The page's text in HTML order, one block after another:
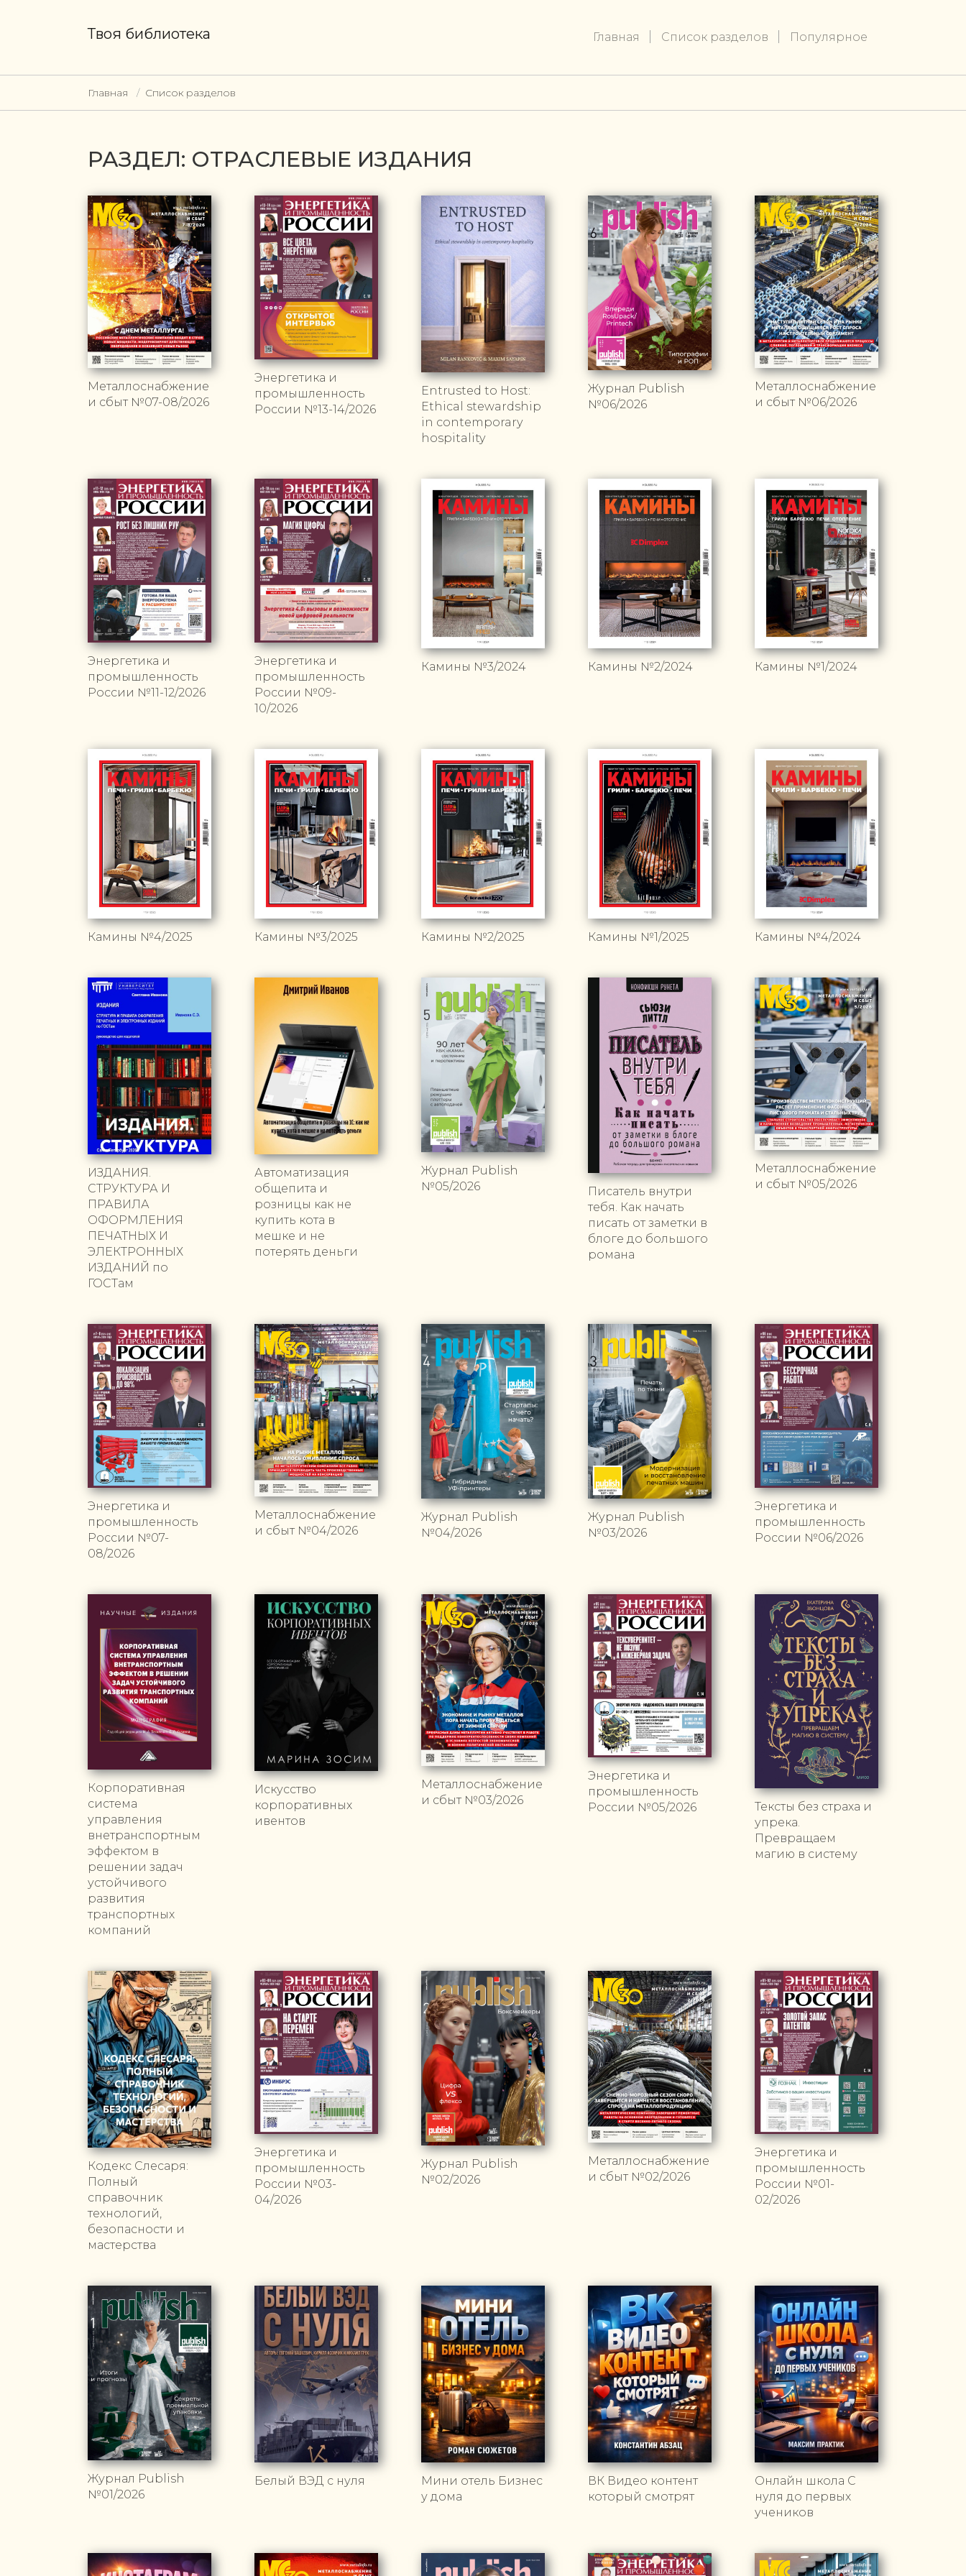
Твоя библиотека Главная Список разделов Популярное
Главная Список разделов
РАЗДЕЛ: ОТРАСЛЕВЫЕ ИЗДАНИЯ
Металлоснабжение
и сбыт №07-08/2026
Энергетика и
промышленность
России №13-14/2026
Entrusted to Host:
Ethical stewardship
in contemporary
hospitality
Журнал Publish
№06/2026
Металлоснабжение
и сбыт №06/2026
Энергетика и
промышленность
России №11-12/2026
Энергетика и
промышленность
России №09-
10/2026
Камины №3/2024 Камины №2/2024 Камины №1/2024
Камины №4/2025 Камины №3/2025 Камины №2/2025 Камины №1/2025 Камины №4/2024
ИЗДАНИЯ.
СТРУКТУРА И
ПРАВИЛА
ОФОРМЛЕНИЯ
ПЕЧАТНЫХ И
ЭЛЕКТРОННЫХ
ИЗДАНИЙ по
ГОСТам
Автоматизация
общепита и
розницы как не
купить кота в
мешке и не
потерять деньги
Журнал Publish
№05/2026
Писатель внутри
тебя. Как начать
писать от заметки в
блоге до большого
романа
Металлоснабжение
и сбыт №05/2026
Энергетика и
промышленность
России №07-
08/2026
Металлоснабжение
и сбыт №04/2026
Журнал Publish
№04/2026
Журнал Publish
№03/2026
Энергетика и
промышленность
России №06/2026
Корпоративная
система
управления
внетранспортным
эффектом в
решении задач
устойчивого
развития
транспортных
компаний
Искусство
корпоративных
ивентов
Металлоснабжение
и сбыт №03/2026
Энергетика и
промышленность
России №05/2026
Тексты без страха и
упрека.
Превращаем
магию в систему
Кодекс Слесаря:
Полный
справочник
технологий,
безопасности и
мастерства
Энергетика и
промышленность
России №03-
04/2026
Журнал Publish
№02/2026
Металлоснабжение
и сбыт №02/2026
Энергетика и
промышленность
России №01-
02/2026
Журнал Publish
№01/2026
Белый ВЭД с нуля
Мини отель Бизнес
у дома
ВК Видео контент
который смотрят
Онлайн школа С
нуля до первых
учеников